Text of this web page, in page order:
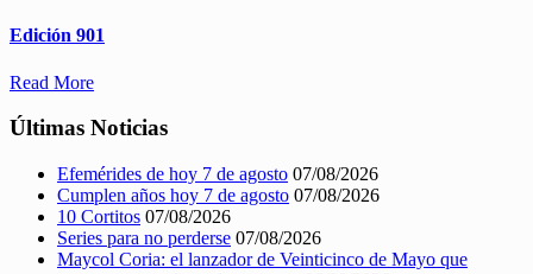
Edición 901
Read More
Últimas Noticias
Efemérides de hoy 7 de agosto 07/08/2026
Cumplen años hoy 7 de agosto 07/08/2026
10 Cortitos 07/08/2026
Series para no perderse 07/08/2026
Maycol Coria: el lanzador de Veinticinco de Mayo que